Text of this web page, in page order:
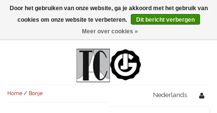
Menu
AVONDVULLEND (+75')
KORT (-30')
AVONDVULLEND (+75')
Home / Bonje Nederlands
Door het gebruiken van onze website, ga je akkoord met het gebruik van
cookies om onze website te verbeteren.
Dit bericht verbergen
Meer over cookies »